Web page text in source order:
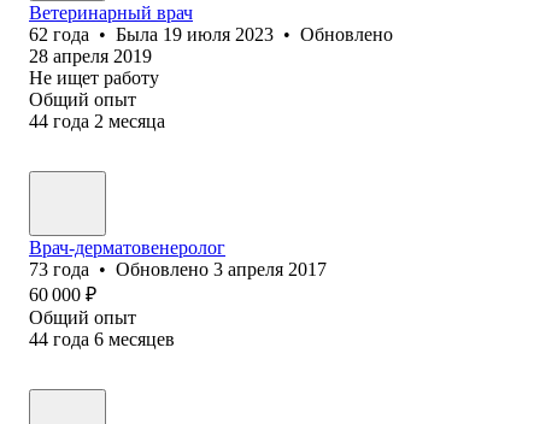
Ветеринарный врач
62 года • Была 19 июля 2023 • Обновлено
28 апреля 2019
Не ищет работу
Общий опыт
44 года 2 месяца
Врач-дерматовенеролог
73 года • Обновлено 3 апреля 2017
60 000 ₽
Общий опыт
44 года 6 месяцев